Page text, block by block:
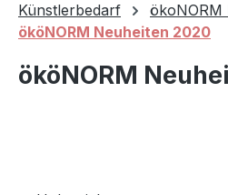
Künstlerbedarf
ököNORM Neuheiten 2020
ököNORM